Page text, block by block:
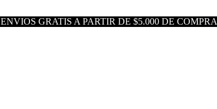
ENVIOS GRATIS A PARTIR DE $5.000 DE COMPRA